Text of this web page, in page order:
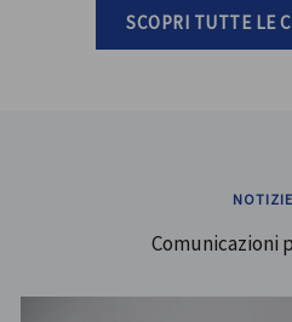
SCOPRI TUTTE LE
NOTIZIE
Comunicazioni